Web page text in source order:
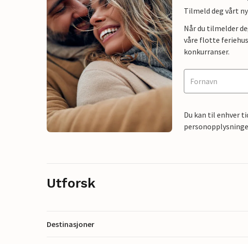
Tilmeld deg vårt
Når du tilmelder
våre flotte
konkurranser.
Du kan til enhver
Utforsk
Destinasjoner